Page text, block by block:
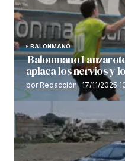
BALONMANO
Balonmano
aplaca los nervios y
por Redacción 17/11/2025